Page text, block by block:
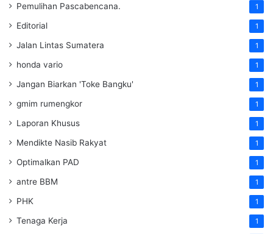
Pemulihan Pascabencana. 1
Editorial 1
Jalan Lintas Sumatera 1
honda vario 1
Jangan Biarkan 'Toke Bangku' 1
gmim rumengkor 1
Laporan Khusus 1
Mendikte Nasib Rakyat 1
Optimalkan PAD 1
antre BBM 1
PHK 1
Tenaga Kerja 1